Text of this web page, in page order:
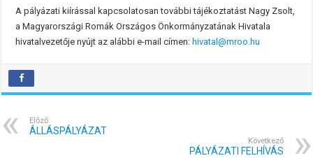
A pályázati kiírással kapcsolatosan további tájékoztatást Nagy Zsolt,
a Magyarországi Romák Országos Önkormányzatának Hivatala
hivatalvezetője nyújt az alábbi e-mail címen: hivatal@mroo.hu
Előző
ÁLLÁSPÁLYÁZAT
Következő
PÁLYÁZATI FELHÍVÁS